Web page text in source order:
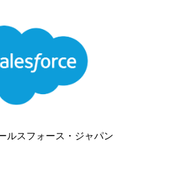
ルスフォース・ジャパン